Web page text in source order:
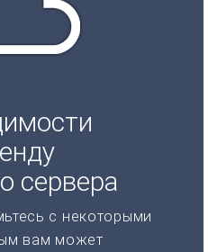
сервера
с некоторыми
вам может